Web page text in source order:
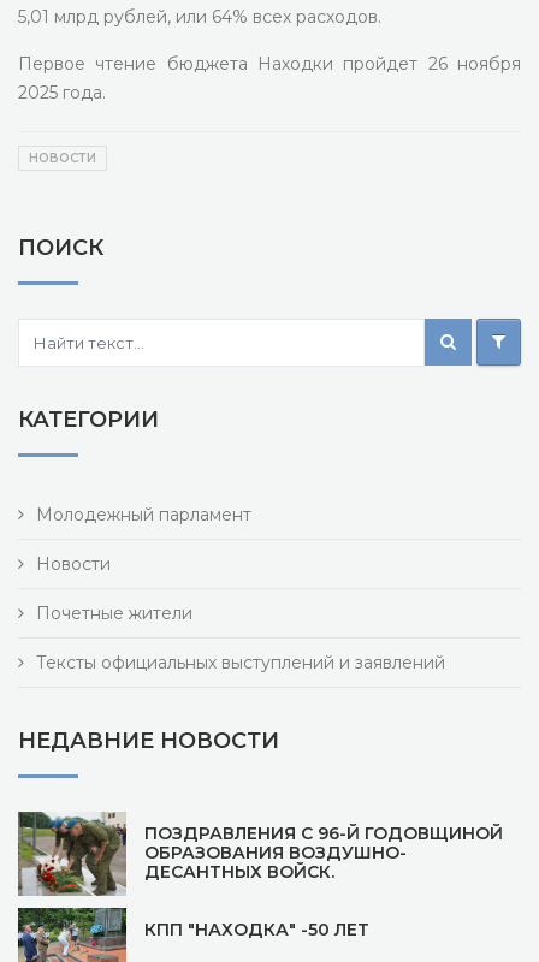
5,01 млрд рублей, или 64% всех расходов.
Первое чтение бюджета Находки пройдет 26 ноября
2025 года.
НОВОСТИ
ПОИСК
КАТЕГОРИИ
Молодежный парламент
Новости
Почетные жители
Тексты официальных выступлений и заявлений
НЕДАВНИЕ НОВОСТИ
ПОЗДРАВЛЕНИЯ С 96-Й ГОДОВЩИНОЙ
ОБРАЗОВАНИЯ ВОЗДУШНО-
ДЕСАНТНЫХ ВОЙСК.
КПП "НАХОДКА" -50 ЛЕТ